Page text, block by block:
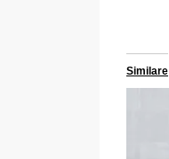
Similare